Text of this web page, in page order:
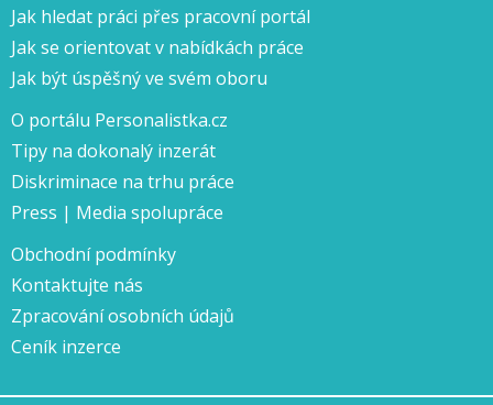
Jak hledat práci přes pracovní portál
Jak se orientovat v nabídkách práce
Jak být úspěšný ve svém oboru
O portálu Personalistka.cz
Tipy na dokonalý inzerát
Diskriminace na trhu práce
Press | Media spolupráce
Obchodní podmínky
Kontaktujte nás
Zpracování osobních údajů
Ceník inzerce